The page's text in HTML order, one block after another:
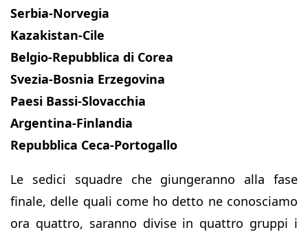
Serbia-Norvegia
Kazakistan-Cile
Belgio-Repubblica di Corea
Svezia-Bosnia Erzegovina
Paesi Bassi-Slovacchia
Argentina-Finlandia
Repubblica Ceca-Portogallo
Le sedici squadre che giungeranno alla fase
finale, delle quali come ho detto ne conosciamo
ora quattro, saranno divise in quattro gruppi i